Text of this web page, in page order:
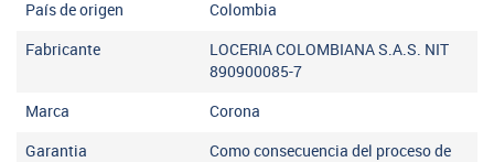
País de origen Colombia
Fabricante
LOCERIA COLOMBIANA S.A.S. NIT
890900085-7
Marca Corona
Garantia
Como consecuencia del proceso de